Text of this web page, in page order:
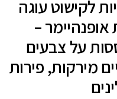
לקישוט עוגה
אופנהיימר –
על צבעים
מירקות, פירות